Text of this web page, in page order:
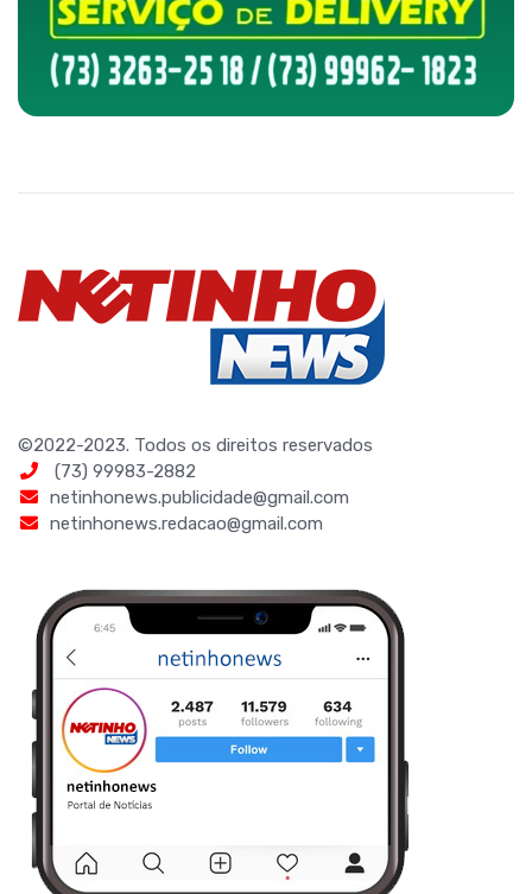
©2022-2023. Todos os direitos reservados
(73) 99983-2882
netinhonews.publicidade@gmail.com
netinhonews.redacao@gmail.com